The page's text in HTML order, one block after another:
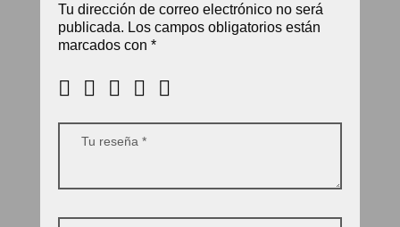
Tu dirección de correo electrónico no será
publicada. Los campos obligatorios están
marcados con *